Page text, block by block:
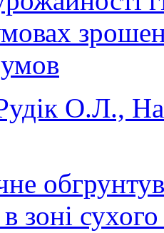
О.Л.,
зоні